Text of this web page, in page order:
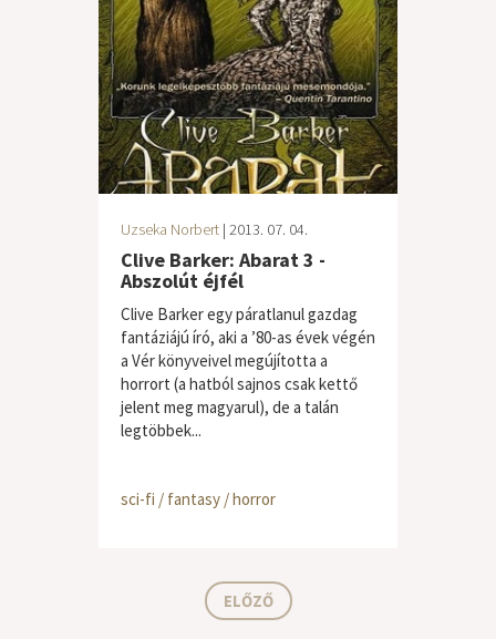
Uzseka Norbert | 2013. 07. 04.
Clive Barker: Abarat 3 -
Abszolút éjfél
Clive Barker egy páratlanul gazdag
fantáziájú író, aki a ’80-as évek végén
a Vér könyveivel megújította a
horrort (a hatból sajnos csak kettő
jelent meg magyarul), de a talán
legtöbbek...
sci-fi / fantasy / horror
ELŐZŐ